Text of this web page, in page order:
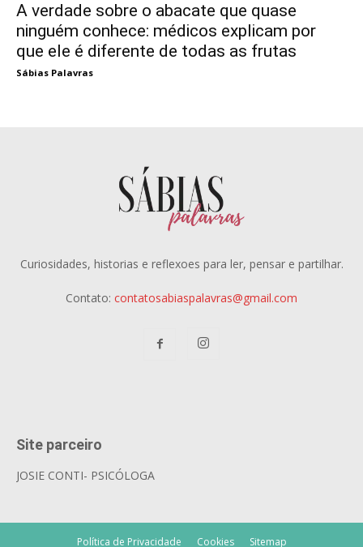
A verdade sobre o abacate que quase
ninguém conhece: médicos explicam por
que ele é diferente de todas as frutas
Sábias Palavras
Curiosidades, historias e reflexoes para ler, pensar e partilhar.
Contato: contatosabiaspalavras@gmail.com
Site parceiro
JOSIE CONTI- PSICÓLOGA
Política de Privacidade Cookies Sitemap